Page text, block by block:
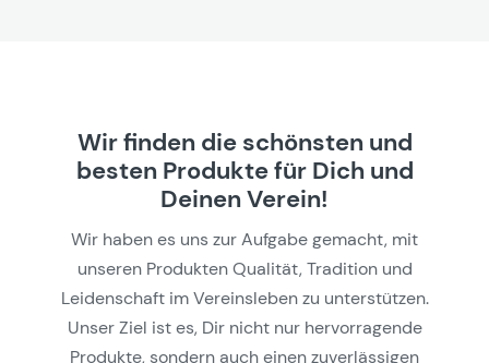
Wir finden die schönsten und
besten Produkte für Dich und
Deinen Verein!
Wir haben es uns zur Aufgabe gemacht, mit
unseren Produkten Qualität, Tradition und
Leidenschaft im Vereinsleben zu unterstützen.
Unser Ziel ist es, Dir nicht nur hervorragende
Produkte, sondern auch einen zuverlässigen